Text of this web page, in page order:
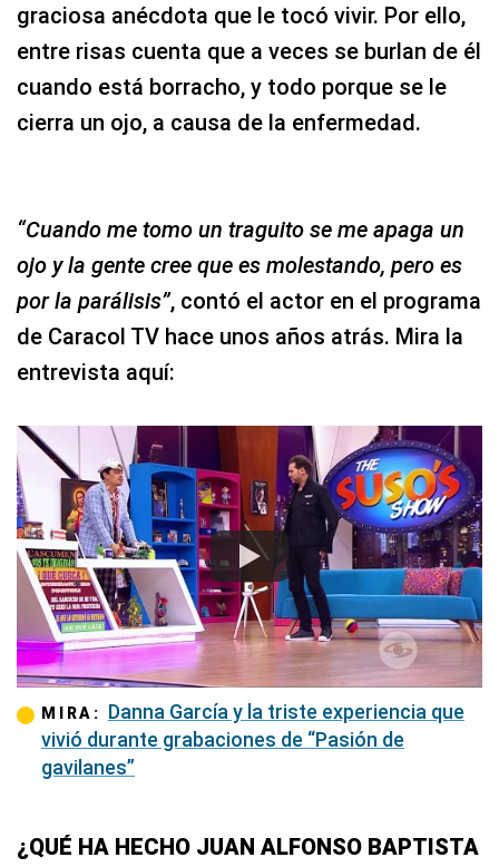
graciosa anécdota que le tocó vivir. Por ello,
entre risas cuenta que a veces se burlan de él
cuando está borracho, y todo porque se le
cierra un ojo, a causa de la enfermedad.
“Cuando me tomo un traguito se me apaga un
ojo y la gente cree que es molestando, pero es
por la parálisis”, contó el actor en el programa
de Caracol TV hace unos años atrás. Mira la
entrevista aquí:
MIRA:
Danna García y la triste experiencia que
vivió durante grabaciones de “Pasión de
gavilanes”
¿QUÉ HA HECHO JUAN ALFONSO BAPTISTA